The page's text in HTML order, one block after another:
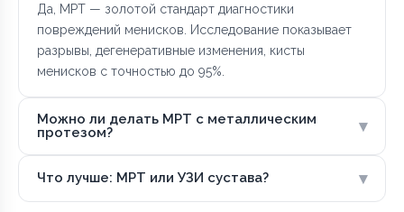
Да, МРТ — золотой стандарт диагностики
повреждений менисков. Исследование показывает
разрывы, дегенеративные изменения, кисты
менисков с точностью до 95%.
Можно ли делать МРТ с металлическим
протезом?
▾
Что лучше: МРТ или УЗИ сустава? ▾